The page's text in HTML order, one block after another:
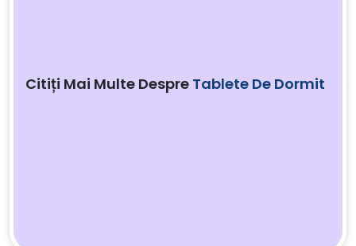
Citiți Mai Multe Despre Tablete De Dormit